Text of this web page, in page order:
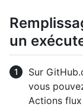
un
Sur
vous
Actions